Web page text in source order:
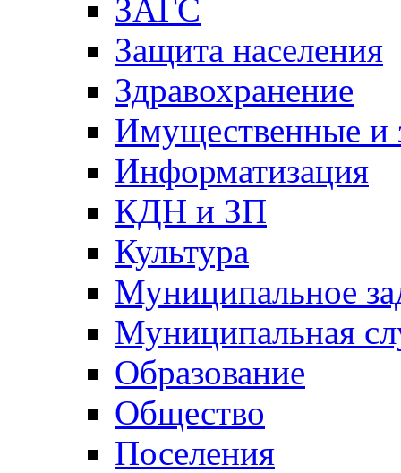
ЗАГС
Защита населения
Здравохранение
Имущественные и
Информатизация
КДН и ЗП
Культура
Муниципальное
Муниципальная
Образование
Общество
Поселения